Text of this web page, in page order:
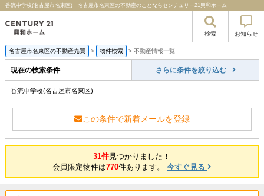
香流中学校(名古屋市名東区)｜名古屋市名東区の不動産のことならセンチュリー21興和ホーム
検索 お知らせ
名古屋市名東区の不動産売買 > 物件検索 > 不動産情報一覧
現在の検索条件 さらに条件を絞り込む
香流中学校(名古屋市名東区)
この条件で新着メールを登録
31件見つかりました！
会員限定物件は770件あります。 今すぐ見る